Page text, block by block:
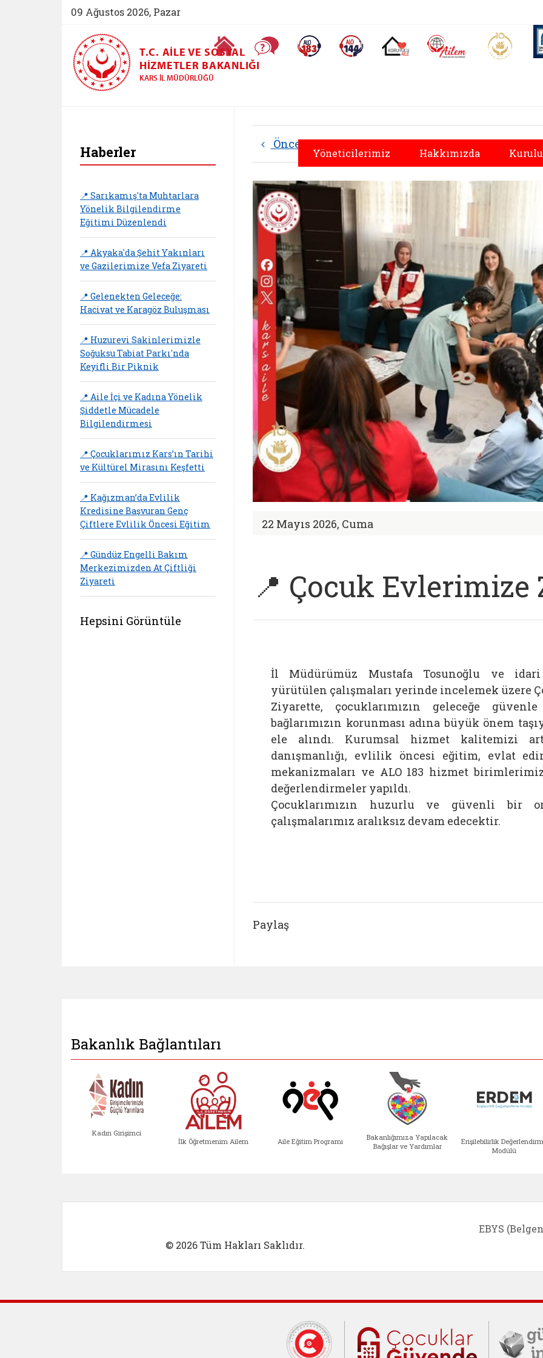
09 Ağustos 2026, Pazar
Ana Sayfa Sıkça Sorulan SorularAlo 183 (yeni sekmede açılır)Alo 144 (yeni sekmede açılır)Koruyucu Aile (yeni sekmede açılır)
AİLEM İletişim Aile ve
T.C. AILE VE SOSYAL
HIZMETLER BAKANLIĞI
KARS İL MÜDÜRLÜĞÜ
Yöneticilerimiz Hakkımızda
Önceki
22 Mayıs 2026, Cuma
📍 Çocuk Evlerimize
İl Müdürümüz Mustafa Tosunoğlu ve idari
yürütülen çalışmaları yerinde incelemek üzere
Ziyarette, çocuklarımızın geleceğe
bağlarımızın korunması adına büyük önem
ele alındı. Kurumsal hizmet kalitemizi
danışmanlığı, evlilik öncesi eğitim, evlat
mekanizmaları ve ALO 183 hizmet
değerlendirmeler yapıldı.
Çocuklarımızın huzurlu ve güvenli bir
çalışmalarımız aralıksız devam edecektir.
Paylaş
Haberler
📍 Sarıkamış'ta Muhtarlara
Yönelik Bilgilendirme
Eğitimi Düzenlendi
📍 Akyaka'da Şehit Yakınları
ve Gazilerimize Vefa Ziyareti
📍 Gelenekten Geleceğe:
Hacivat ve Karagöz Buluşması
📍 Huzurevi Sakinlerimizle
Soğuksu Tabiat Parkı'nda
Keyifli Bir Piknik
📍 Aile İçi ve Kadına Yönelik
Şiddetle Mücadele
Bilgilendirmesi
📍 Çocuklarımız Kars’ın Tarihi
ve Kültürel Mirasını Keşfetti
📍 Kağızman’da Evlilik
Kredisine Başvuran Genç
Çiftlere Evlilik Öncesi Eğitim
📍 Gündüz Engelli Bakım
Merkezimizden At Çiftliği
Ziyareti
Hepsini Görüntüle
Bakanlık Bağlantıları
Kadın Girişimci
İlk Öğretmenim Ailem Aile Eğitim Programı
Bakanlığımıza Yapılacak
Bağışlar ve Yardımlar
Erişilebilirlik
Modülü
© 2026 Tüm Hakları Saklıdır.
EBYS
Cumhurbaşkanlığı İletişim Merkezi
Çocuklar